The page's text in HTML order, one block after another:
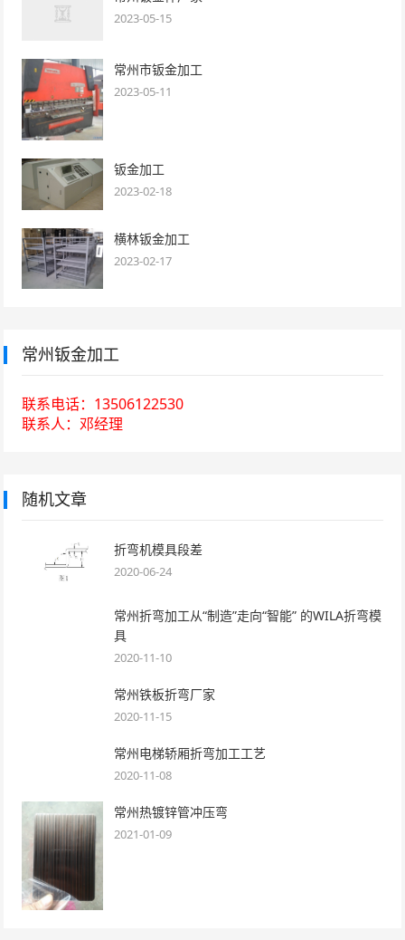
2023-05-15
常州市钣金加工
2023-05-11
钣金加工
2023-02-18
横林钣金加工
2023-02-17
常州钣金加工
联系电话：13506122530
联系人：邓经理
随机文章
折弯机模具段差
2020-06-24
常州折弯加工从“制造”走向“智能” 的WILA折弯模
具
2020-11-10
常州铁板折弯厂家
2020-11-15
常州电梯轿厢折弯加工工艺
2020-11-08
常州热镀锌管冲压弯
2021-01-09